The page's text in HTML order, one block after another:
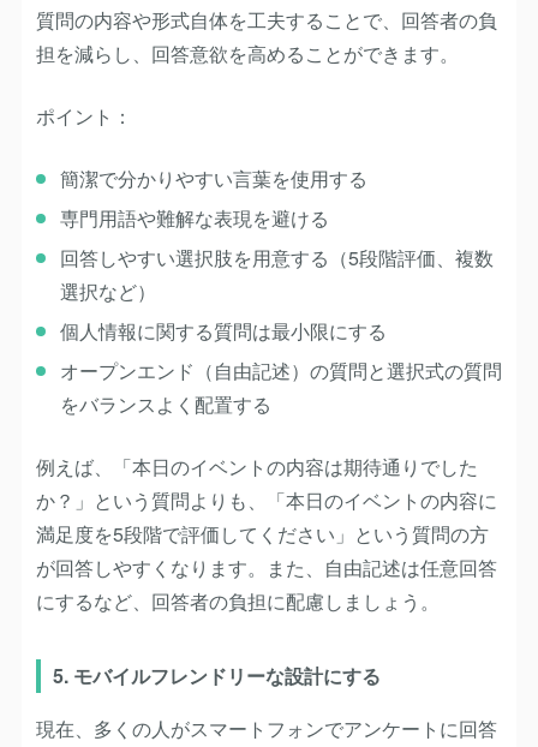
質問の内容や形式自体を工夫することで、回答者の負
担を減らし、回答意欲を高めることができます。
ポイント：
簡潔で分かりやすい言葉を使用する
専門用語や難解な表現を避ける
回答しやすい選択肢を用意する（5段階評価、複数
選択など）
個人情報に関する質問は最小限にする
オープンエンド（自由記述）の質問と選択式の質問
をバランスよく配置する
例えば、「本日のイベントの内容は期待通りでした
か？」という質問よりも、「本日のイベントの内容に
満足度を5段階で評価してください」という質問の方
が回答しやすくなります。また、自由記述は任意回答
にするなど、回答者の負担に配慮しましょう。
5. モバイルフレンドリーな設計にする
現在、多くの人がスマートフォンでアンケートに回答